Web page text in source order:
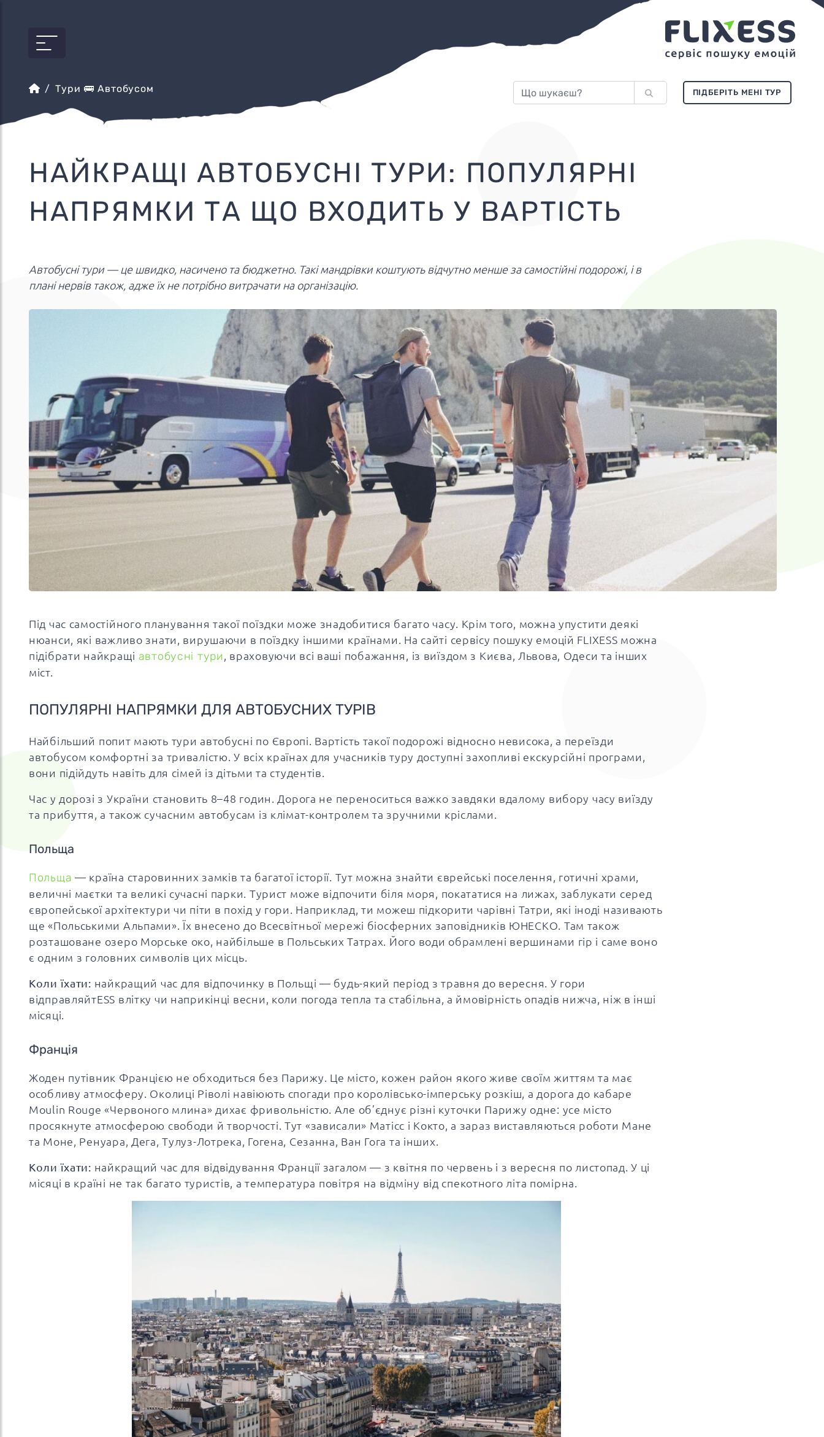
Тури 🚌 Автобусом ПІДБЕРІТЬ МЕНІ ТУР
НАЙКРАЩІ АВТОБУСНІ ТУРИ: ПОПУЛЯРНІ
НАПРЯМКИ ТА ЩО ВХОДИТЬ У ВАРТІСТЬ
Автобусні тури — це швидко, насичено та бюджетно. Такі мандрівки коштують відчутно менше за самостійні подорожі, і в
плані нервів також, адже їх не потрібно витрачати на організацію.
Під час самостійного планування такої поїздки може знадобитися багато часу. Крім того, можна упустити деякі
нюанси, які важливо знати, вирушаючи в поїздку іншими країнами. На сайті сервісу пошуку емоцій FLIXESS можна
підібрати найкращі автобусні тури, враховуючи всі ваші побажання, із виїздом з Києва, Львова, Одеси та інших
міст.
ПОПУЛЯРНІ НАПРЯМКИ ДЛЯ АВТОБУСНИХ ТУРІВ
Найбільший попит мають тури автобусні по Європі. Вартість такої подорожі відносно невисока, а переїзди
автобусом комфортні за тривалістю. У всіх країнах для учасників туру доступні захопливі екскурсійні програми,
вони підійдуть навіть для сімей із дітьми та студентів.
Час у дорозі з України становить 8–48 годин. Дорога не переноситься важко завдяки вдалому вибору часу виїзду
та прибуття, а також сучасним автобусам із клімат-контролем та зручними кріслами.
Польща
Польща — країна старовинних замків та багатої історії. Тут можна знайти єврейські поселення, готичні храми,
величні маєтки та великі сучасні парки. Турист може відпочити біля моря, покататися на лижах, заблукати серед
європейської архітектури чи піти в похід у гори. Наприклад, ти можеш підкорити чарівні Татри, які іноді називають
ще «Польськими Альпами». Їх внесено до Всесвітньої мережі біосферних заповідників ЮНЕСКО. Там також
розташоване озеро Морське око, найбільше в Польських Татрах. Його води обрамлені вершинами гір і саме воно
є одним з головних символів цих місць.
Коли їхати: найкращий час для відпочинку в Польщі — будь-який період з травня до вересня. У гори
відправляйтESS влітку чи наприкінці весни, коли погода тепла та стабільна, а ймовірність опадів нижча, ніж в інші
місяці.
Франція
Жоден путівник Францією не обходиться без Парижу. Це місто, кожен район якого живе своїм життям та має
особливу атмосферу. Околиці Ріволі навіюють спогади про королівсько-імперську розкіш, а дорога до кабаре
Moulin Rouge «Червоного млина» дихає фривольністю. Але об’єднує різні куточки Парижу одне: усе місто
просякнуте атмосферою свободи й творчості. Тут «зависали»‎ Матісс і Кокто, а зараз виставляються роботи Мане
та Моне, Ренуара, Дега, Тулуз-Лотрека, Гогена, Сезанна, Ван Гога та інших.
Коли їхати: найкращий час для відвідування Франції загалом — з квітня по червень і з вересня по листопад. У ці
місяці в країні не так багато туристів, а температура повітря на відміну від спекотного літа помірна.